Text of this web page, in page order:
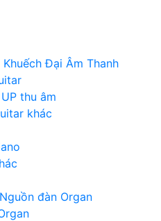
Đại Âm Thanh
thu âm
khác
đàn Organ